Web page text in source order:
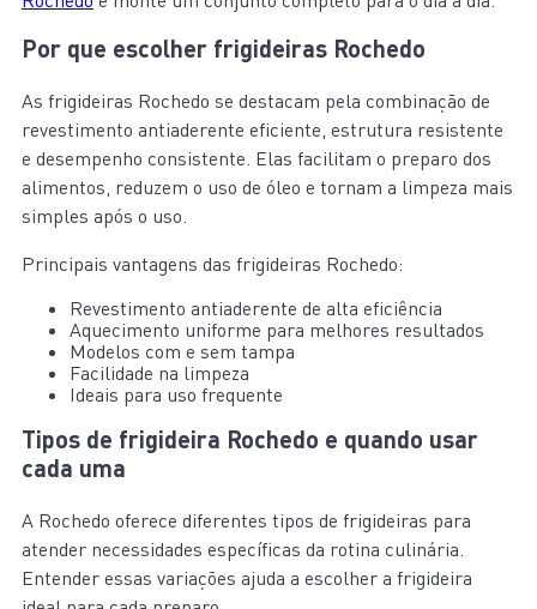
Por que escolher frigideiras Rochedo
As frigideiras Rochedo se destacam pela combinação de
revestimento antiaderente eficiente, estrutura resistente
e desempenho consistente. Elas facilitam o preparo dos
alimentos, reduzem o uso de óleo e tornam a limpeza mais
simples após o uso.
Principais vantagens das frigideiras Rochedo:
Revestimento antiaderente de alta eficiência
Aquecimento uniforme para melhores resultados
Modelos com e sem tampa
Facilidade na limpeza
Ideais para uso frequente
Tipos de frigideira Rochedo e quando usar
cada uma
A Rochedo oferece diferentes tipos de frigideiras para
atender necessidades específicas da rotina culinária.
Entender essas variações ajuda a escolher a frigideira